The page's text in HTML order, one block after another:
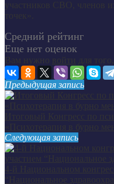
Средний рейтинг
Еще нет оценок
Предыдущая запись
Следующая запись